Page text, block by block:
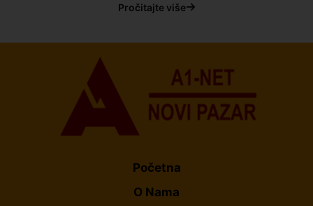
Pročitajte više
Početna
O Nama